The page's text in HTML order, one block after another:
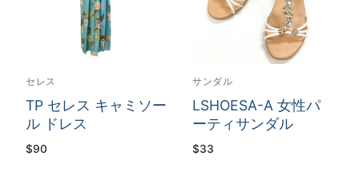
セレス
TP セレス キャミソー
ル ドレス
$90
サンダル
LSHOESA-A 女性パ
ーティサンダル
$33